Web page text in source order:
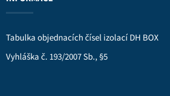
Tabulka objednacích čísel izolací DH BOX
Vyhláška č. 193/2007 Sb., §5